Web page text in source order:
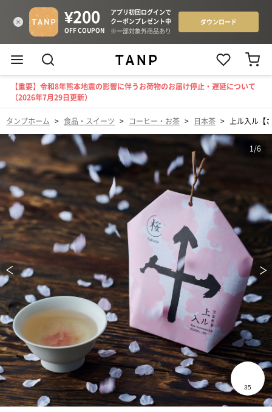
【重要】令和8年熊本地震の影響に伴うお荷物のお届け停止・遅延について
（2026年7月29日更新）
タンプホーム > 食品・スイーツ > コーヒー・お茶 > 日本茶 > 上ル入ル【
1/6